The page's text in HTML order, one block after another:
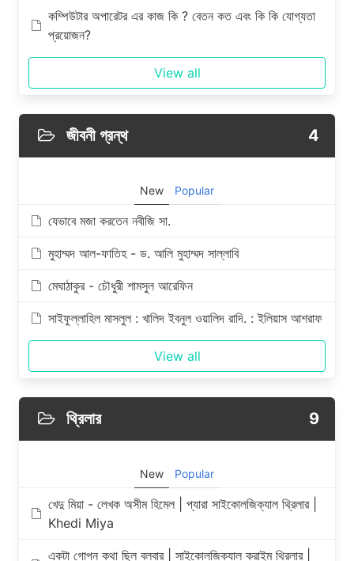
কম্পিউটার অপারেটর এর কাজ কি ? বেতন কত এবং কি কি যোগ্যতা
প্রয়োজন?
View all
জীবনী গ্রন্থ 4
New Popular
যেভাবে মজা করতেন নবীজি সা.
মুহাম্মদ আল-ফাতিহ - ড. আলি মুহাম্মদ সাল্লাবি
মেঘাঠাকুর - চৌধুরী শামসুল আরেফিন
সাইফুল্লাহিল মাসলুল : খালিদ ইবনুল ওয়ালিদ রাদি. : ইলিয়াস আশরাফ
View all
থ্রিলার 9
New Popular
খেদু মিয়া - লেখক অসীম হিমেল | প্যারা সাইকোলজিক্যাল থ্রিলার |
Khedi Miya
একটা গোপন কথা ছিল বলবার | সাইকোলজিক্যাল ক্রাইম থ্রিলার |